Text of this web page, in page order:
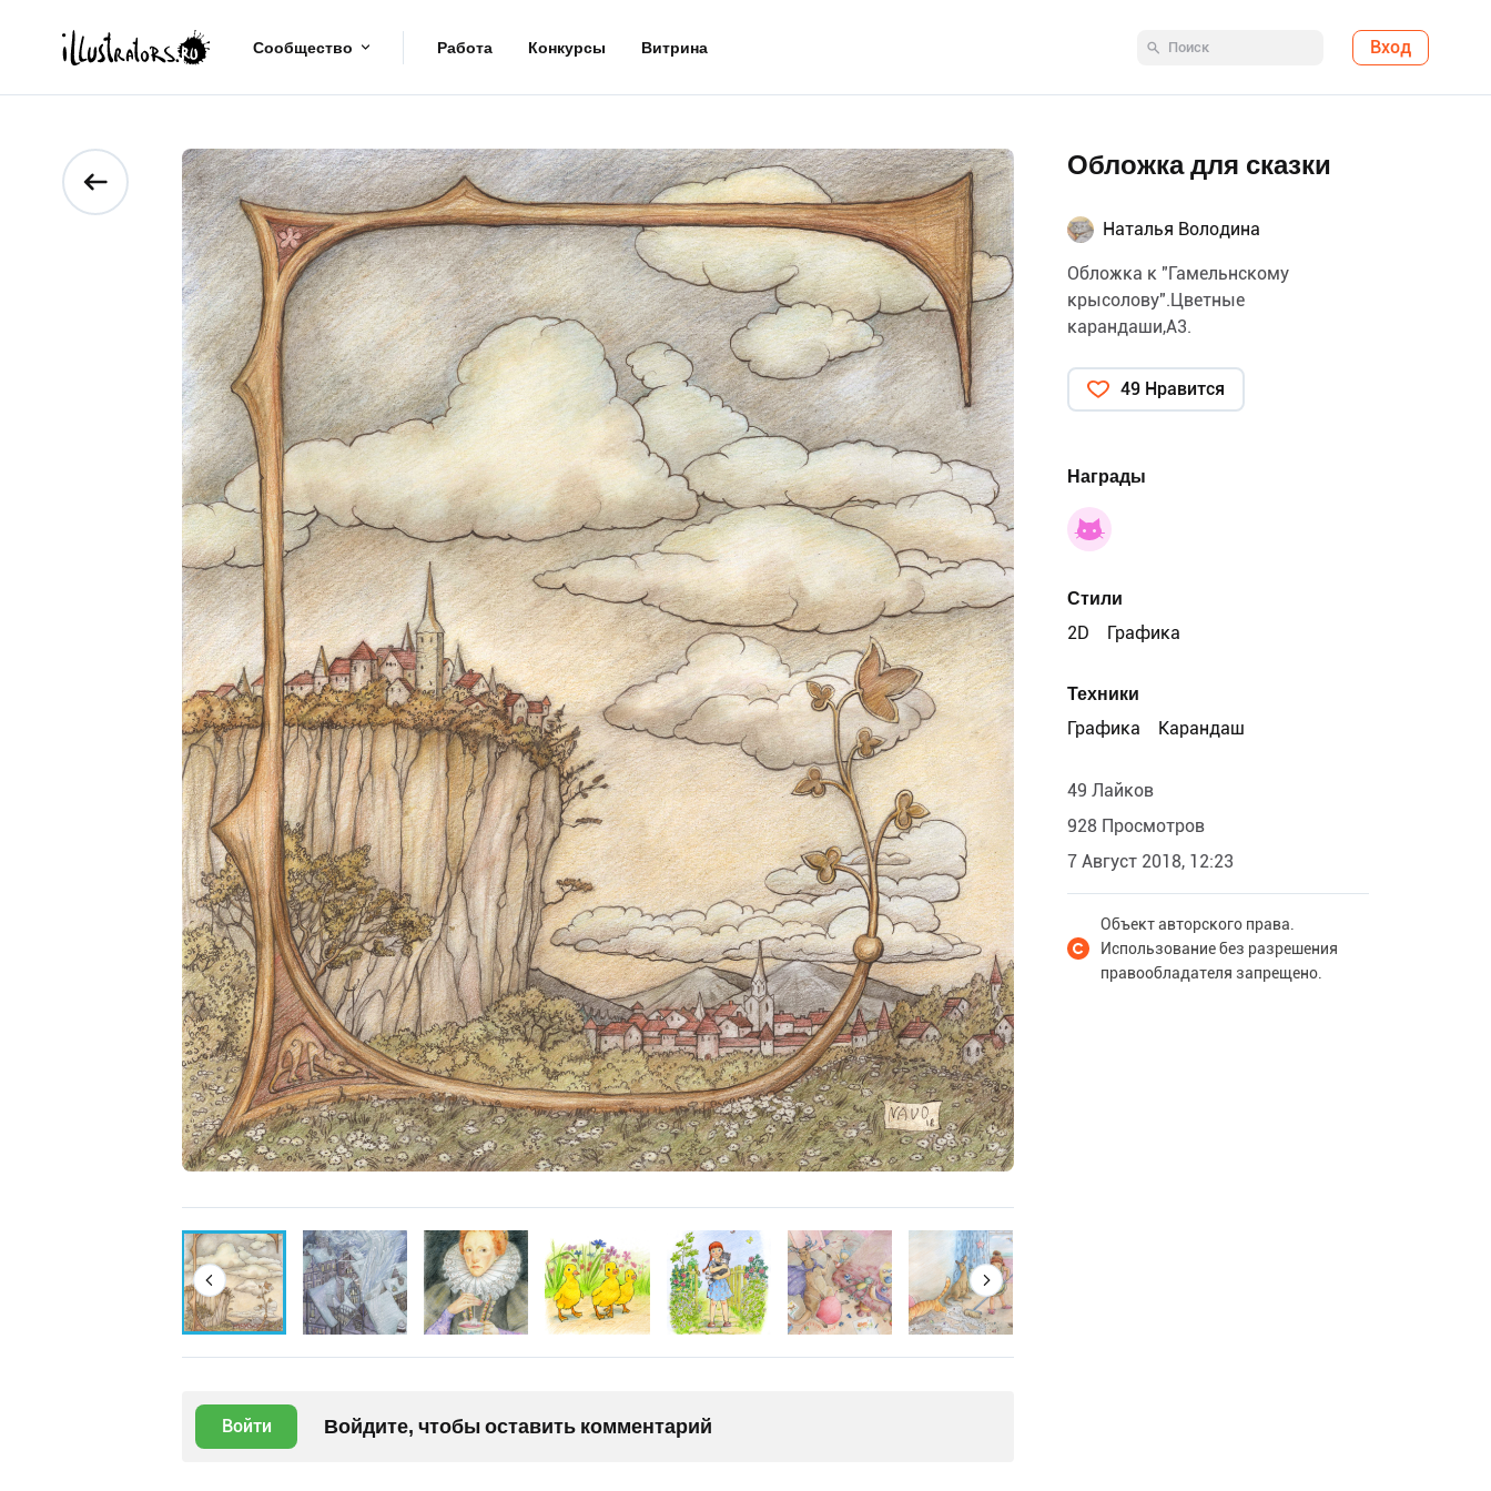
Сообщество Работа Конкурсы Витрина Вход
Войти Войдите, чтобы оставить комментарий
Обложка для сказки
Наталья Володина
Обложка к "Гамельнскому
крысолову".Цветные
карандаши,А3.
49 Нравится
Награды
Стили
2D
Графика
Техники
Графика
Карандаш
49 Лайков
928 Просмотров
7 Август 2018, 12:23
Объект авторского права.
Использование без разрешения
правообладателя запрещено.